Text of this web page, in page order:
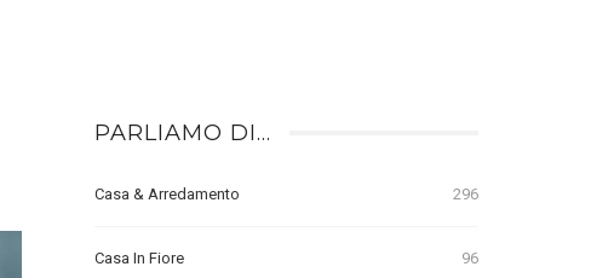
PARLIAMO DI…
Casa & Arredamento 296
Casa In Fiore 96